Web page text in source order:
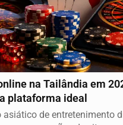
na Tailândia em
plataforma ideal
asiático de entretenimento